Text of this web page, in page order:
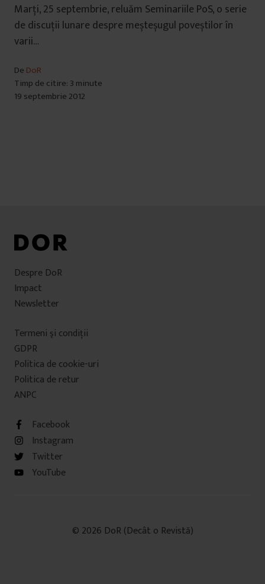
Marți, 25 septembrie, reluăm Seminariile PoS, o serie
de discuții lunare despre meșteșugul poveștilor în
varii…
De DoR
Timp de citire: 3 minute
19 septembrie 2012
Despre DoR
Impact
Newsletter
Termeni şi condiţii
GDPR
Politica de cookie-uri
Politica de retur
ANPC
Facebook
Instagram
Twitter
YouTube
© 2026 DoR (Decât o Revistă)